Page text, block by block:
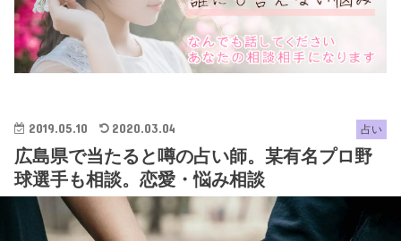
占い
2019.05.10 2020.03.04
広島県で当たると噂の占い師。某有名プロ野
球選手も相談。恋愛・悩み相談